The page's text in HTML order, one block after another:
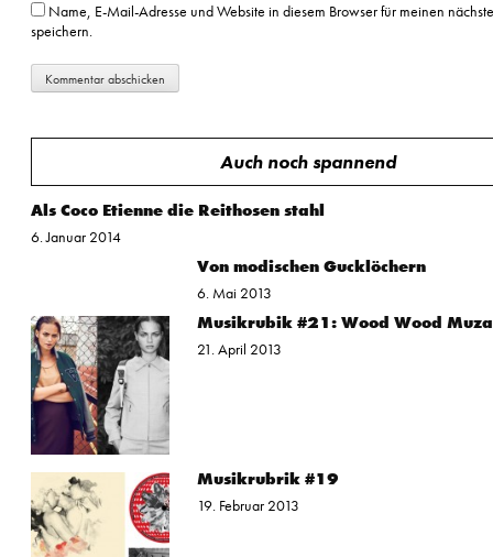
Name, E-Mail-Adresse und Website in diesem Browser für meinen
speichern.
Auch noch spannend
Als Coco Etienne die Reithosen stahl
6. Januar 2014
Von modischen Gucklöchern
6. Mai 2013
Musikrubik #21: Wood Wood
21. April 2013
Musikrubrik #19
19. Februar 2013